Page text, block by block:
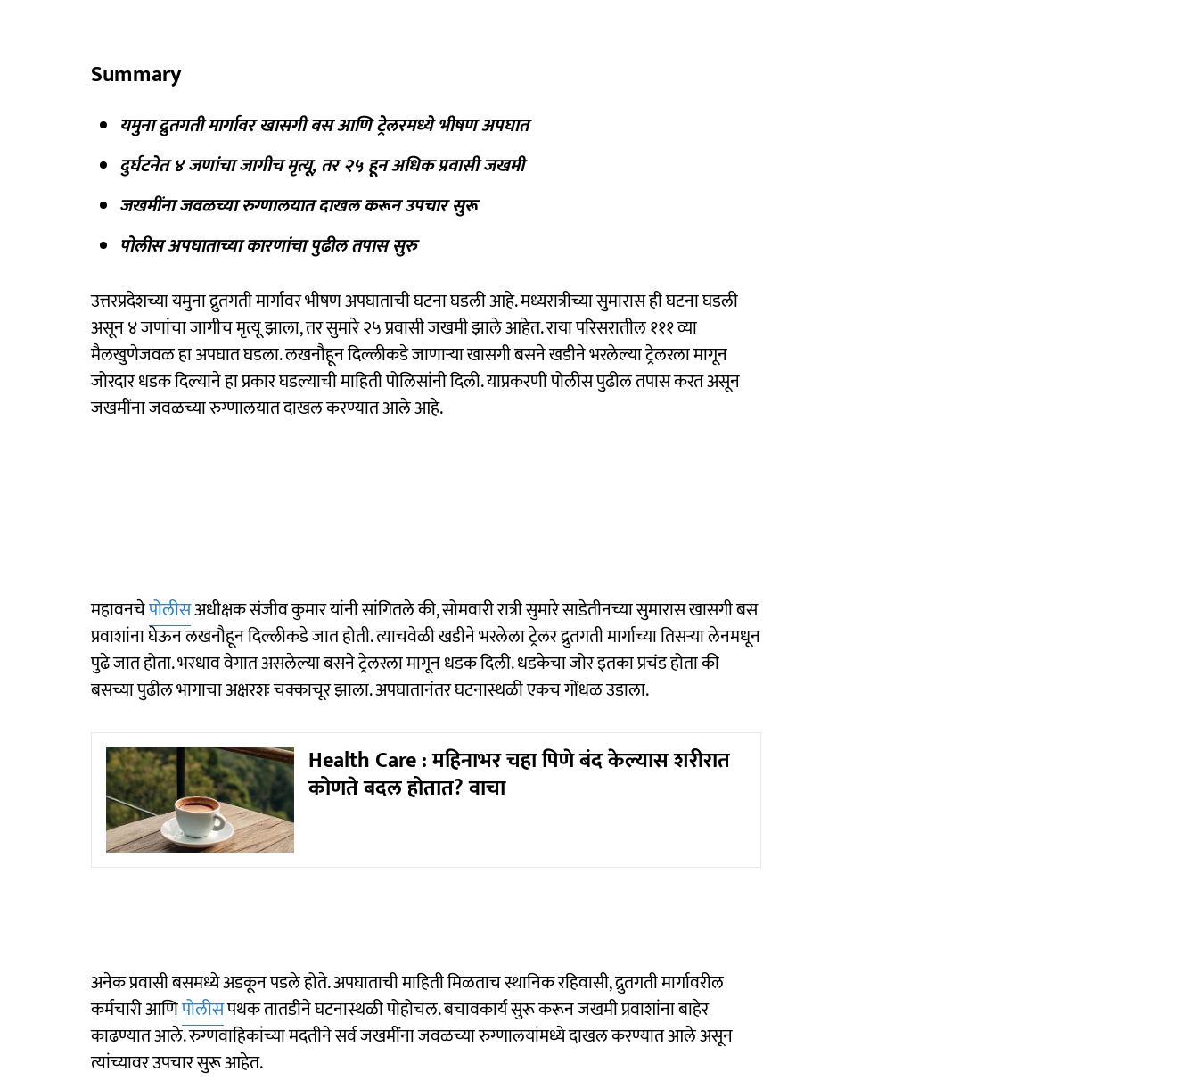
Summary
यमुना द्रुतगती मार्गावर खासगी बस आणि ट्रेलरमध्ये भीषण अपघात
दुर्घटनेत ४ जणांचा जागीच मृत्यू, तर २५ हून अधिक प्रवासी जखमी
जखमींना जवळच्या रुग्णालयात दाखल करून उपचार सुरू
पोलीस अपघाताच्या कारणांचा पुढील तपास सुरु
उत्तरप्रदेशच्या यमुना द्रुतगती मार्गावर भीषण अपघाताची घटना घडली आहे. मध्यरात्रीच्या सुमारास ही घटना घडली
असून ४ जणांचा जागीच मृत्यू झाला, तर सुमारे २५ प्रवासी जखमी झाले आहेत. राया परिसरातील १११ व्या
मैलखुणेजवळ हा अपघात घडला. लखनौहून दिल्लीकडे जाणाऱ्या खासगी बसने खडीने भरलेल्या ट्रेलरला मागून
जोरदार धडक दिल्याने हा प्रकार घडल्याची माहिती पोलिसांनी दिली. याप्रकरणी पोलीस पुढील तपास करत असून
जखमींना जवळच्या रुग्णालयात दाखल करण्यात आले आहे.
महावनचेपोलीसअधीक्षक संजीव कुमार यांनी सांगितले की, सोमवारी रात्री सुमारे साडेतीनच्या सुमारास खासगी बस
प्रवाशांना घेऊन लखनौहून दिल्लीकडे जात होती. त्याचवेळी खडीने भरलेला ट्रेलर द्रुतगती मार्गाच्या तिसऱ्या लेनमधून
पुढे जात होता. भरधाव वेगात असलेल्या बसने ट्रेलरला मागून धडक दिली. धडकेचा जोर इतका प्रचंड होता की
बसच्या पुढील भागाचा अक्षरशः चक्काचूर झाला. अपघातानंतर घटनास्थळी एकच गोंधळ उडाला.
Health Care : महिनाभर चहा पिणे बंद केल्यास शरीरात
कोणते बदल होतात? वाचा
अनेक प्रवासी बसमध्ये अडकून पडले होते. अपघाताची माहिती मिळताच स्थानिक रहिवासी, द्रुतगती मार्गावरील
कर्मचारी आणिपोलीसपथक तातडीने घटनास्थळी पोहोचल. बचावकार्य सुरू करून जखमी प्रवाशांना बाहेर
काढण्यात आले. रुग्णवाहिकांच्या मदतीने सर्व जखमींना जवळच्या रुग्णालयांमध्ये दाखल करण्यात आले असून
त्यांच्यावर उपचार सुरू आहेत.